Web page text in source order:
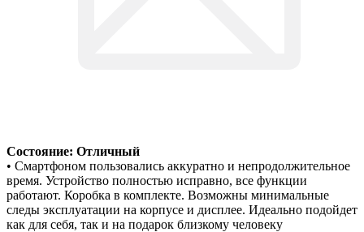
Состояние: Отличный
• Смартфоном пользовались аккуратно и непродолжительное
время. Устройство полностью исправно, все функции
работают. Коробка в комплекте. Возможны минимальные
следы эксплуатации на корпусе и дисплее. Идеально подойдет
как для себя, так и на подарок близкому человеку